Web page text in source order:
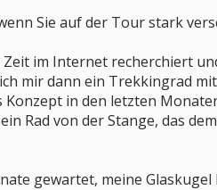
Sie auf der Tour stark
im Internet recherchiert
mir dann ein Trekkingrad
in den letzten
Rad von der Stange, das
gewartet, meine